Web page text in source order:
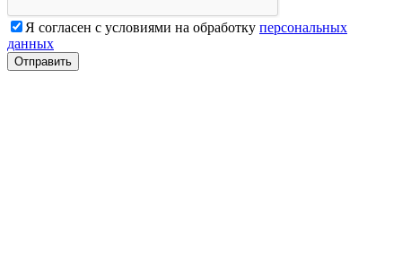
Я согласен с условиями на обработку персональных
данных
Отправить